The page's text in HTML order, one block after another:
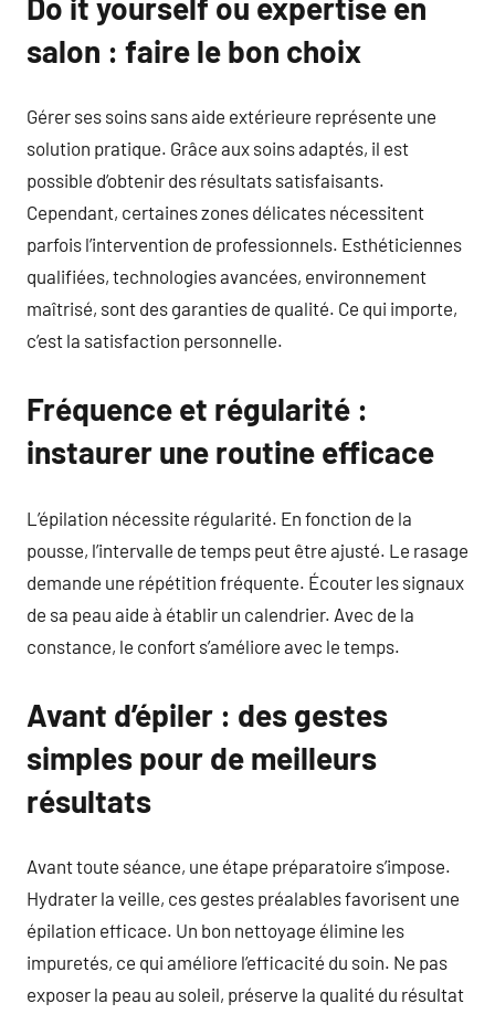
salon : faire le bon choix
Gérer ses soins sans aide extérieure représente une
solution pratique. Grâce aux soins adaptés, il est
possible d’obtenir des résultats satisfaisants.
Cependant, certaines zones délicates nécessitent
parfois l’intervention de professionnels. Esthéticiennes
qualifiées, technologies avancées, environnement
maîtrisé, sont des garanties de qualité. Ce qui importe,
c’est la satisfaction personnelle.
Fréquence et régularité :
instaurer une routine efficace
L’épilation nécessite régularité. En fonction de la
pousse, l’intervalle de temps peut être ajusté. Le rasage
demande une répétition fréquente. Écouter les signaux
de sa peau aide à établir un calendrier. Avec de la
constance, le confort s’améliore avec le temps.
Avant d’épiler : des gestes
simples pour de meilleurs
résultats
Avant toute séance, une étape préparatoire s’impose.
Hydrater la veille, ces gestes préalables favorisent une
épilation efficace. Un bon nettoyage élimine les
impuretés, ce qui améliore l’efficacité du soin. Ne pas
exposer la peau au soleil, préserve la qualité du résultat